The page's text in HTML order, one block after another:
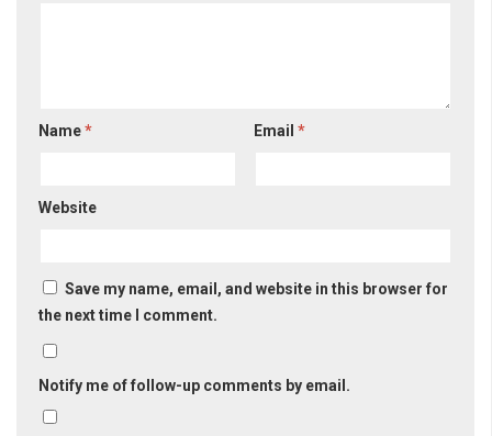
Name* Email*
Website
Save my name, email, and website in this browser for
the next time I comment.
Notify me of follow-up comments by email.